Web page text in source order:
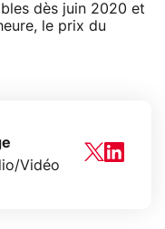
dès juin 2020 et
le prix du
Vidéo